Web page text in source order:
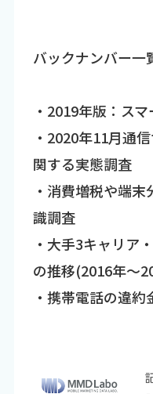
バックナンバー一
・2019年版：ス
・2020年11月通
関する実態調査
・消費増税や端
識調査
・大手3キャリア
の推移(2016年～
・携帯電話の違